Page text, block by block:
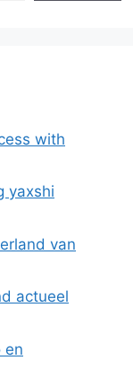
with
yaxshi
van
actueel
en